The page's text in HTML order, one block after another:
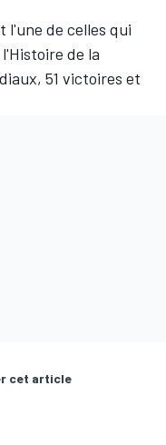
l'une de celles qui
de la
51 victoires et
cet article